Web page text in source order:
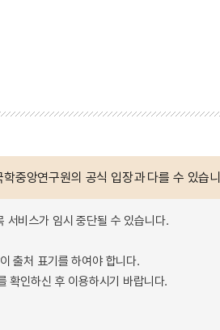
중앙연구원의 공식 입장과 다를 수 있습
서비스가 임시 중단될 수 있습니다.
출처 표기를 하여야 합니다.
확인하신 후 이용하시기 바랍니다.